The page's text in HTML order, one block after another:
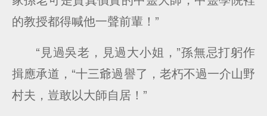
的教授都得喊他一聲前輩！”
“見過吳老，見過大小姐，”孫無忌打躬作
揖應承道，“十三爺過譽了，老朽不過一介山野
村夫，豈敢以大師自居！”